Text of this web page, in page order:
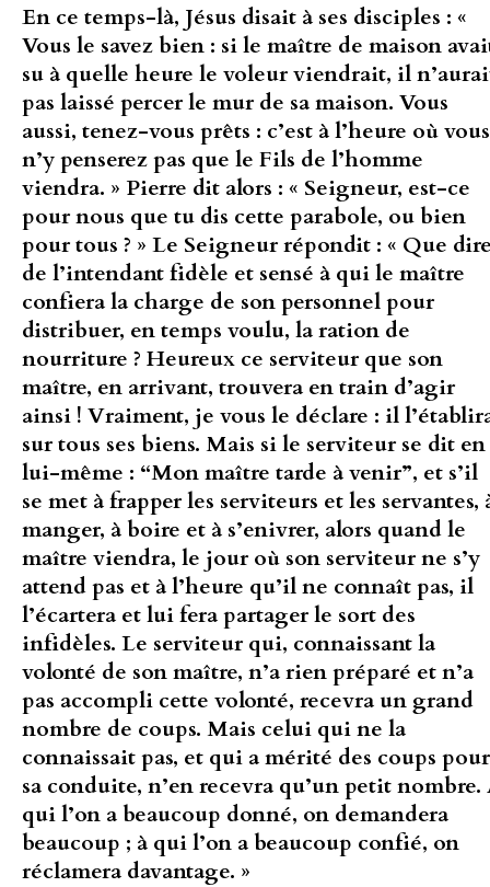
En ce temps-là, Jésus disait à ses disciples : «
Vous le savez bien : si le maître de maison
su à quelle heure le voleur viendrait, il
pas laissé percer le mur de sa maison. Vous
aussi, tenez-vous prêts : c’est à l’heure où vous
n’y penserez pas que le Fils de l’homme
viendra. » Pierre dit alors : « Seigneur, est-ce
pour nous que tu dis cette parabole, ou bien
pour tous ? » Le Seigneur répondit : « Que
de l’intendant fidèle et sensé à qui le maître
confiera la charge de son personnel pour
distribuer, en temps voulu, la ration de
nourriture ? Heureux ce serviteur que son
maître, en arrivant, trouvera en train d’agir
ainsi ! Vraiment, je vous le déclare : il
sur tous ses biens. Mais si le serviteur se dit en
lui-même : “Mon maître tarde à venir”, et s’il
se met à frapper les serviteurs et les servantes,
manger, à boire et à s’enivrer, alors quand le
maître viendra, le jour où son serviteur ne s’y
attend pas et à l’heure qu’il ne connaît pas, il
l’écartera et lui fera partager le sort des
infidèles. Le serviteur qui, connaissant la
volonté de son maître, n’a rien préparé et n’a
pas accompli cette volonté, recevra un grand
nombre de coups. Mais celui qui ne la
connaissait pas, et qui a mérité des coups pour
sa conduite, n’en recevra qu’un petit nombre.
qui l’on a beaucoup donné, on demandera
beaucoup ; à qui l’on a beaucoup confié, on
réclamera davantage. »